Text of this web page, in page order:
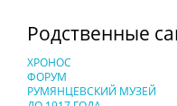
Родственные
ХРОНОС
ФОРУМ
РУМЯНЦЕВСКИЙ МУЗЕЙ